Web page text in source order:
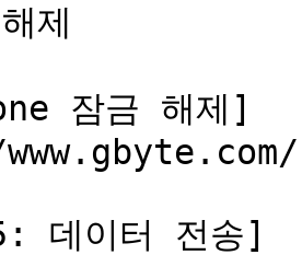
제
잠금 해제]
데이터 전송]